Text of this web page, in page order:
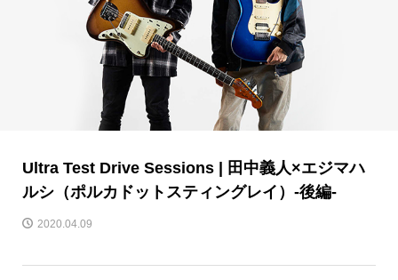
Ultra Test Drive Sessions | 田中義人×エジマハ
ルシ（ポルカドットスティングレイ）-後編-
2020.04.09